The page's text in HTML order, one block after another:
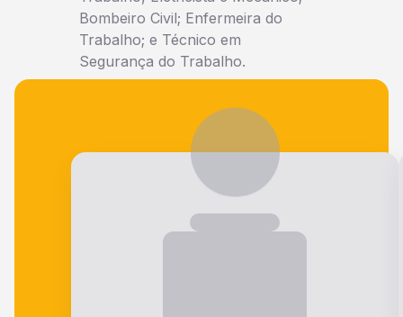
Bombeiro Civil; Enfermeira do
Trabalho; e Técnico em
Segurança do Trabalho.
Veja o que nossos alunos falam